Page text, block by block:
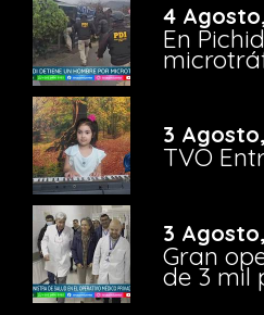
4
En
3
TVO
3
Gran
de 3 mil